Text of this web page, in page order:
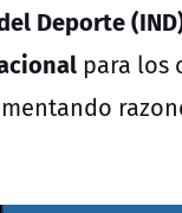
Deporte
para los